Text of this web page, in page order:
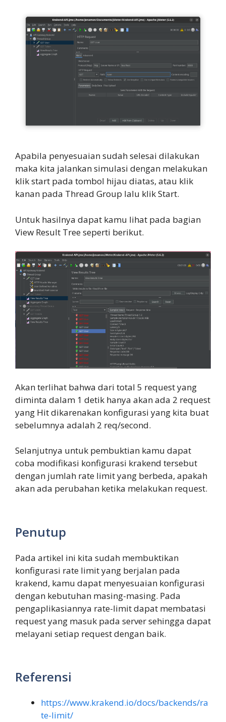
Apabila penyesuaian sudah selesai dilakukan
maka kita jalankan simulasi dengan melakukan
klik start pada tombol hijau diatas, atau klik
kanan pada Thread Group lalu klik Start.
Untuk hasilnya dapat kamu lihat pada bagian
View Result Tree seperti berikut.
Akan terlihat bahwa dari total 5 request yang
diminta dalam 1 detik hanya akan ada 2 request
yang Hit dikarenakan konfigurasi yang kita buat
sebelumnya adalah 2 req/second.
Selanjutnya untuk pembuktian kamu dapat
coba modifikasi konfigurasi krakend tersebut
dengan jumlah rate limit yang berbeda, apakah
akan ada perubahan ketika melakukan request.
Penutup
Pada artikel ini kita sudah membuktikan
konfigurasi rate limit yang berjalan pada
krakend, kamu dapat menyesuaian konfigurasi
dengan kebutuhan masing-masing. Pada
pengaplikasiannya rate-limit dapat membatasi
request yang masuk pada server sehingga dapat
melayani setiap request dengan baik.
Referensi
https://www.krakend.io/docs/backends/ra
te-limit/